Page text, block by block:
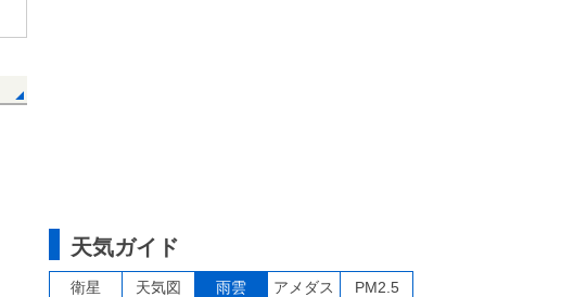
天気ガイド
衛星 天気図 雨雲 アメダス PM2.5